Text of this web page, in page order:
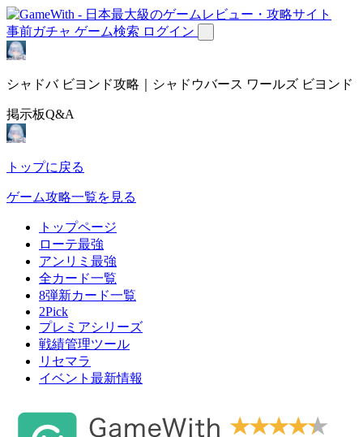
事前ガチャ ゲーム検索 ログイン
シャドバ ビヨンド攻略｜シャドウバース ワールズ ビヨンド
掲示板Q&A
トップに戻る
ゲーム攻略一覧を見る
トップページ
ローテ最強
アンリミ最強
全カード一覧
8弾新カード一覧
2Pick
プレミアシリーズ
戦績管理ツール
リセマラ
イベント最新情報